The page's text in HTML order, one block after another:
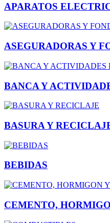
APARATOS
ASEGURADORAS Y
BANCA Y
BASURA Y
BEBIDAS
CEMENTO,